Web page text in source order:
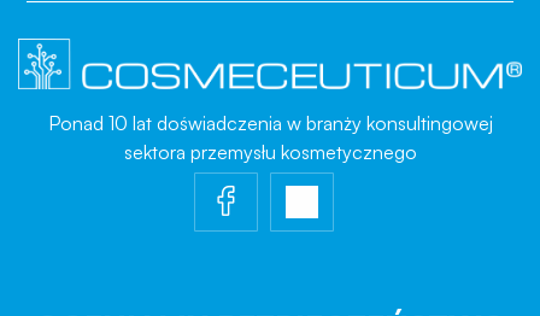
Ponad 10 lat doświadczenia w branży konsultingowej
sektora przemysłu kosmetycznego